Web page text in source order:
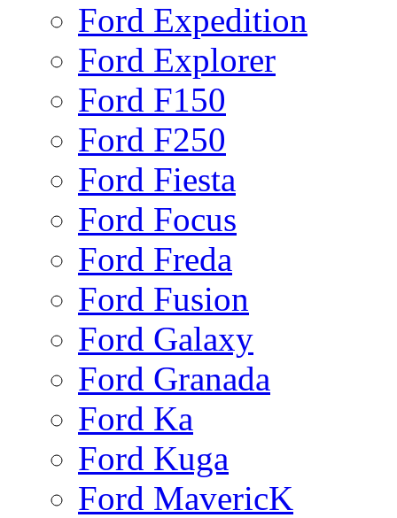
Ford Expedition
Ford Explorer
Ford F150
Ford F250
Ford Fiesta
Ford Focus
Ford Freda
Ford Fusion
Ford Galaxy
Ford Granada
Ford Ka
Ford Kuga
Ford MavericK